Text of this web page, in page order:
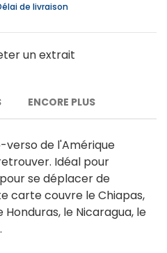
de livraison
un extrait
ENCORE PLUS
de l'Amérique
Idéal pour
se déplacer de
carte couvre le Chiapas,
Honduras, le Nicaragua, le